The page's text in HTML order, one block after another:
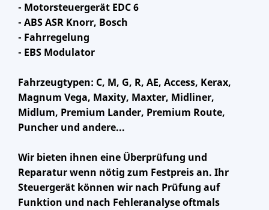
- Motorsteuergerät EDC 6
- ABS ASR Knorr, Bosch
- Fahrregelung
- EBS Modulator
Fahrzeugtypen: C, M, G, R, AE, Access, Kerax,
Magnum Vega, Maxity, Maxter, Midliner,
Midlum, Premium Lander, Premium Route,
Puncher und andere...
Wir bieten ihnen eine Überprüfung und
Reparatur wenn nötig zum Festpreis an. Ihr
Steuergerät können wir nach Prüfung auf
Funktion und nach Fehleranalyse oftmals